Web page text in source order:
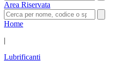
Area Riservata
Home
|
Lubrificanti